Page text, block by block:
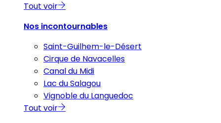
Tout voir
Nos incontournables
Saint-Guilhem-le-Désert
Cirque de Navacelles
Canal du Midi
Lac du Salagou
Vignoble du Languedoc
Tout voir